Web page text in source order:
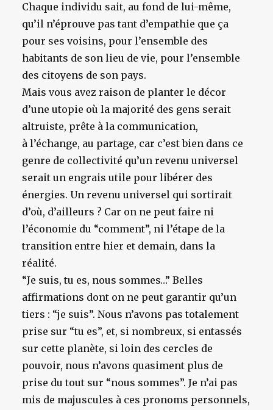
Chaque individu sait, au fond de lui-même,
qu’il n’éprouve pas tant d’empathie que ça
pour ses voisins, pour l’ensemble des
habitants de son lieu de vie, pour l’ensemble
des citoyens de son pays.
Mais vous avez raison de planter le décor
d’une utopie où la majorité des gens serait
altruiste, prête à la communication,
à l’échange, au partage, car c’est bien dans ce
genre de collectivité qu’un revenu universel
serait un engrais utile pour libérer des
énergies. Un revenu universel qui sortirait
d’où, d’ailleurs ? Car on ne peut faire ni
l’économie du “comment”, ni l’étape de la
transition entre hier et demain, dans la
réalité.
“Je suis, tu es, nous sommes…” Belles
affirmations dont on ne peut garantir qu’un
tiers : “je suis”. Nous n’avons pas totalement
prise sur “tu es”, et, si nombreux, si entassés
sur cette planète, si loin des cercles de
pouvoir, nous n’avons quasiment plus de
prise du tout sur “nous sommes”. Je n’ai pas
mis de majuscules à ces pronoms personnels,